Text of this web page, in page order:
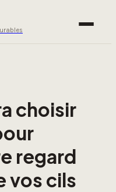
choisir
regard
vos cils